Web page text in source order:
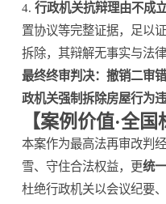
4. 行政机关抗辩理由不成
置协议等完整证据，足以
拆除，其辩解无事实与法
最终终审判决：撤销二审
政机关强制拆除房屋行为违
【案例价值·全国
本案作为最高法再审改判
雪、守住合法权益，更统
杜绝行政机关以会议纪要